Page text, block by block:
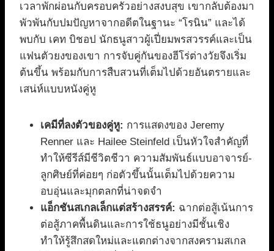
เวลาพักผ่อนกับครอบครัวอย่างสงบสุข เขากลับต้องมา
พัวพันกับปมปัญหาจากอดีตในฐานะ “โรนิน” และได้
พบกับ เคท บิชอป นักธนูสาวผู้เปี่ยมพรสวรรค์และเป็น
แฟนตัวยงของเขา การจับคู่กันของฮีโร่ต่างวัยจึงเริ่ม
ต้นขึ้น พร้อมกับการสืบสวนที่เต็มไปด้วยอันตรายและ
เสน่ห์แบบหนังคู่หู
เคมีที่ลงตัวของคู่หู: การแสดงของ Jeremy
Renner และ Hailee Steinfeld เป็นหัวใจสำคัญที่
ทำให้ซีรีส์มีชีวิตชีวา ความสัมพันธ์แบบอาจารย์-
ลูกศิษย์ที่ค่อยๆ ก่อตัวขึ้นนั้นเต็มไปด้วยความ
อบอุ่นและมุกตลกที่น่าจดจำ
แอ็กชันสเกลเล็กแต่สร้างสรรค์: ฉากต่อสู้เน้นการ
ต่อสู้ภาคพื้นดินและการใช้ธนูอย่างมีชั้นเชิง
ทำให้รู้สึกสดใหม่และแตกต่างจากสงครามสเกล